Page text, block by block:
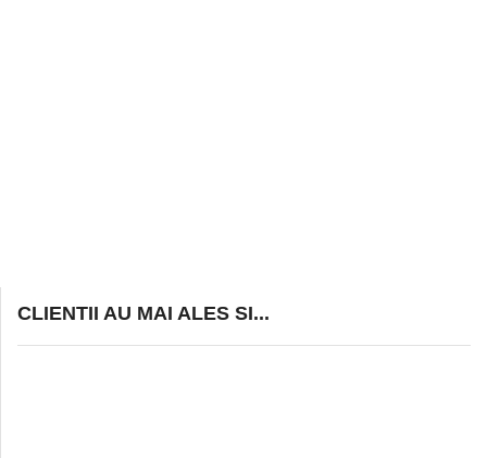
CLIENTII AU MAI ALES SI...